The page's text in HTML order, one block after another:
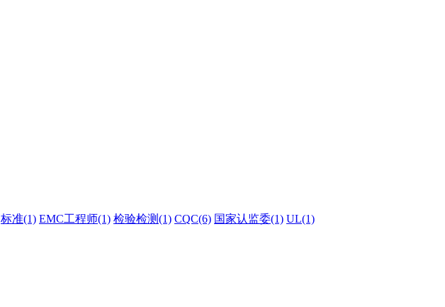
标准(1) EMC工程师(1) 检验检测(1) CQC(6) 国家认监委(1) UL(1)